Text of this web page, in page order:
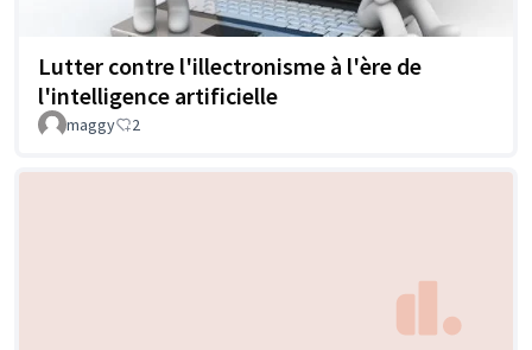
Lutter contre l'illectronisme à l'ère de
l'intelligence artificielle
maggy 2